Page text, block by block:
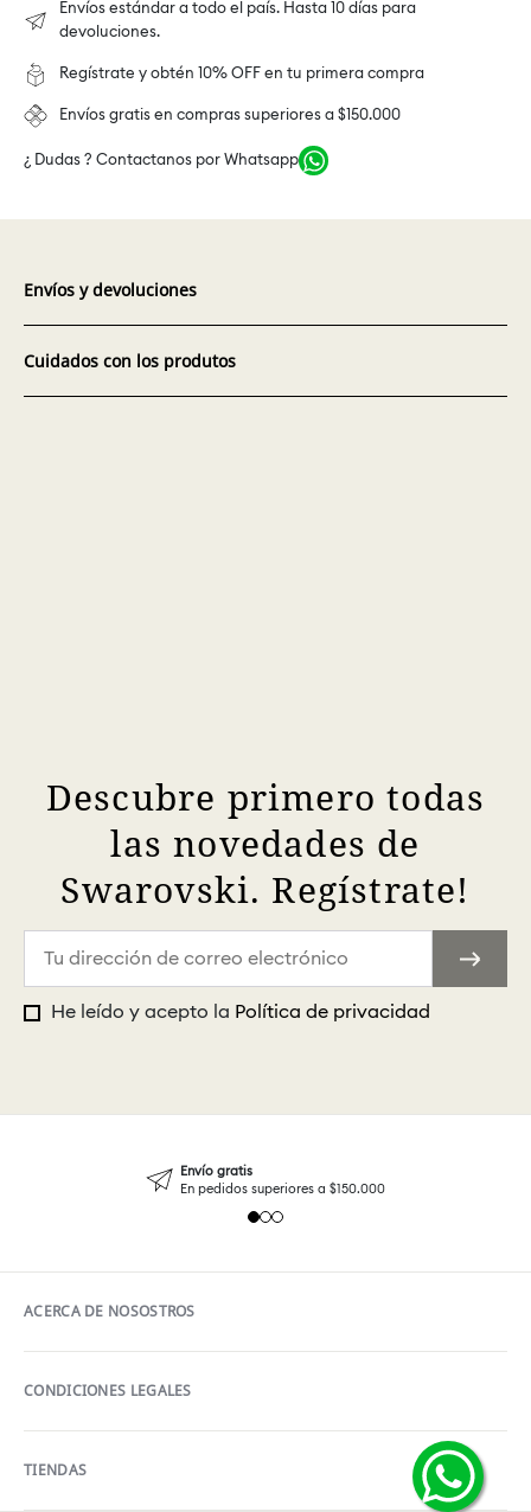
Envíos estándar a todo el país. Hasta 10 días para
devoluciones.
Regístrate y obtén 10% OFF en tu primera compra
Envíos gratis en compras superiores a $150.000
¿ Dudas ? Contactanos por Whatsapp
Envíos y devoluciones
Cuidados con los produtos
Descubre primero todas
las novedades de
Swarovski. Regístrate!
He leído y acepto la Política de privacidad
Envío gratis
En pedidos superiores a $150.000
ACERCA DE NOSOSTROS
CONDICIONES LEGALES
TIENDAS